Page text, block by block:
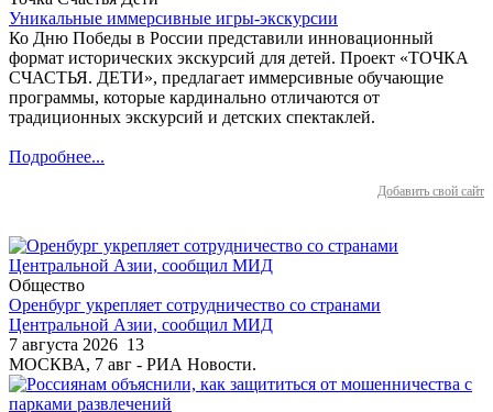
Уникальные иммерсивные игры-экскурсии
Ко Дню Победы в России представили инновационный
формат исторических экскурсий для детей. Проект «ТОЧКА
СЧАСТЬЯ. ДЕТИ», предлагает иммерсивные обучающие
программы, которые кардинально отличаются от
традиционных экскурсий и детских спектаклей.
Подробнее...
Добавить свой сайт
Общество
Оренбург укрепляет сотрудничество со странами
Центральной Азии, сообщил МИД
7 августа 2026 13
МОСКВА, 7 авг - РИА Новости.